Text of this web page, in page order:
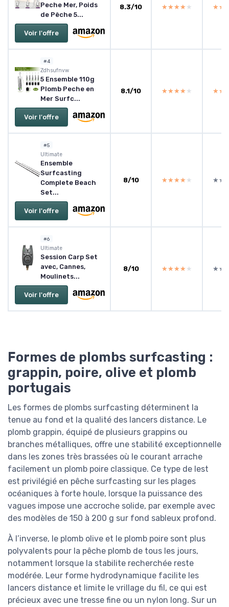
Peche Mer, Poids
de Pêche 5...
Voir l'offre
8.3/10 ★★★★★
★★★★★
#4
Zdhsufnvw
5 Ensemble 110g
Plomb Peche en
Mer Surfc...
Voir l'offre
8.1/10 ★★★★★
★★★★★
#5
Ultimate
Ensemble
Surfcasting
Complete Beach
Set...
Voir l'offre
8/10 ★★★★★
★★★★★
#6
Ultimate
Session Carp Set
avec, Cannes,
Moulinets...
Voir l'offre
8/10 ★★★★★
★★★★★
Formes de plombs surfcasting :
grappin, poire, olive et plomb
portugais
Les formes de plombs surfcasting déterminent la
tenue au fond et la qualité des lancers distance. Le
plomb grappin, équipé de plusieurs grappins ou
branches métalliques, offre une stabilité exceptionnelle
dans les zones très brassées où le courant arrache
facilement un plomb poire classique. Ce type de lest
est privilégié en pêche surfcasting sur les plages
océaniques à forte houle, lorsque la puissance des
vagues impose une accroche solide, par exemple avec
des modèles de 150 à 200 g sur fond sableux profond.
À l’inverse, le plomb olive et le plomb poire sont plus
polyvalents pour la pêche plomb de tous les jours,
notamment lorsque la stabilite recherchée reste
modérée. Leur forme hydrodynamique facilite les
lancers distance et limite le vrillage du fil, ce qui est
précieux avec une tresse fine ou un nylon long. Sur un